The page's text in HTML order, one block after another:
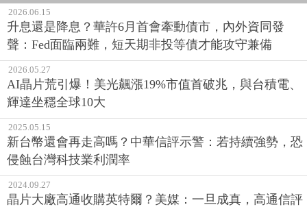
2026.06.15
升息還是降息？華許6月首會牽動債市，內外資同發
聲：Fed面臨兩難，短天期非投等債才能攻守兼備
2026.05.27
AI晶片荒引爆！美光飆漲19%市值首破兆，與台積電、
輝達坐穩全球10大
2025.05.15
新台幣還會再走高嗎？中華信評示警：若持續強勢，恐
侵蝕台灣科技業利潤率
2024.09.27
晶片大廠高通收購英特爾？美媒：一旦成真，高通信評